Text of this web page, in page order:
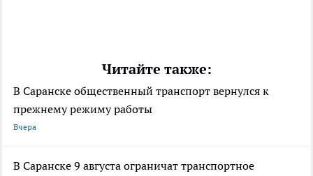
Читайте также:
В Саранске общественный транспорт вернулся к
прежнему режиму работы
Вчера
В Саранске 9 августа ограничат транспортное